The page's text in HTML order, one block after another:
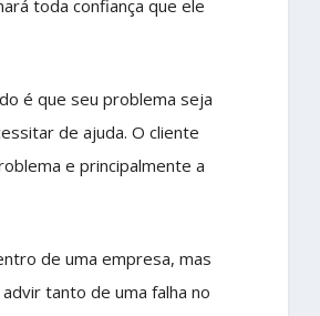
toda confiança que ele
é que seu problema seja
de ajuda. O cliente
e principalmente a
de uma empresa, mas
tanto de uma falha no